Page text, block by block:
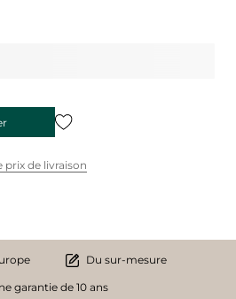
prix de livraison
Du sur-mesure
garantie de 10 ans